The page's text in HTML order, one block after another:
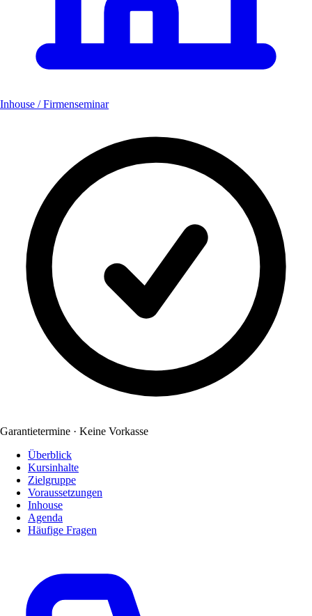
Inhouse / Firmenseminar
Garantietermine · Keine Vorkasse
Überblick
Kursinhalte
Zielgruppe
Voraussetzungen
Inhouse
Agenda
Häufige Fragen